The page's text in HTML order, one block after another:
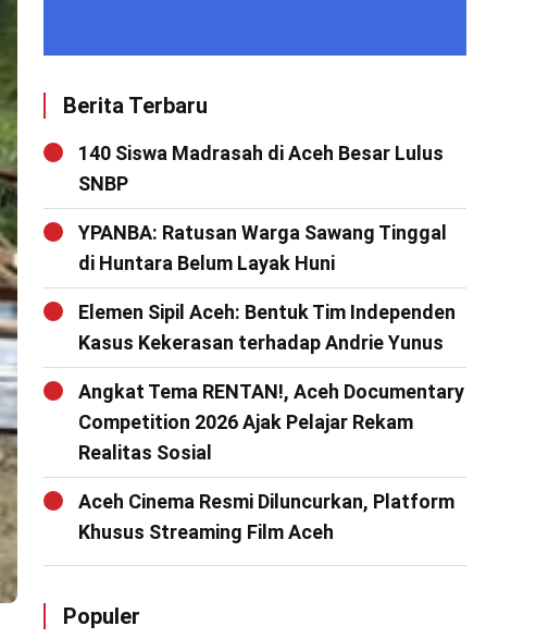
Berita Terbaru
140 Siswa Madrasah di Aceh Besar Lulus
SNBP
YPANBA: Ratusan Warga Sawang Tinggal
di Huntara Belum Layak Huni
Elemen Sipil Aceh: Bentuk Tim Independen
Kasus Kekerasan terhadap Andrie Yunus
Angkat Tema RENTAN!, Aceh Documentary
Competition 2026 Ajak Pelajar Rekam
Realitas Sosial
Aceh Cinema Resmi Diluncurkan, Platform
Khusus Streaming Film Aceh
Populer